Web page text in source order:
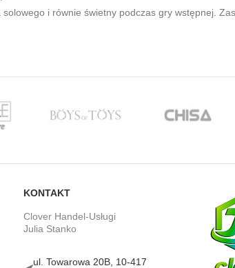
i równie świetny podczas gry wstępnej.
KONTAKT
Clover Handel-Usługi
Julia Stanko
ul. Towarowa 20B, 10-417